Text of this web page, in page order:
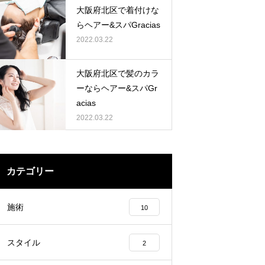
大阪府北区で着付けな
らヘアー&スパGracias
2022.03.22
大阪府北区で髪のカラ
ーならヘアー&スパGr
acias
2022.03.22
カテゴリー
施術 10
スタイル 2